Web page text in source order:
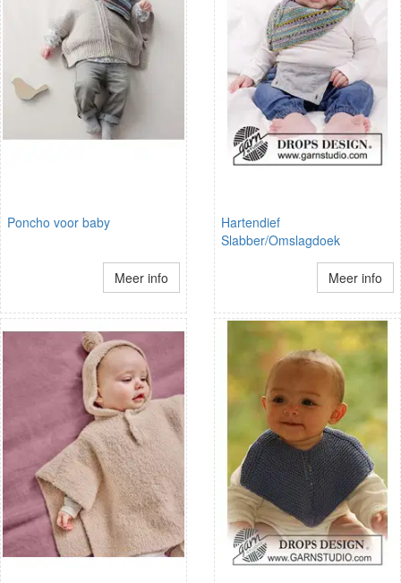
Poncho voor baby
Meer info
Hartendief
Slabber/Omslagdoek
Meer info